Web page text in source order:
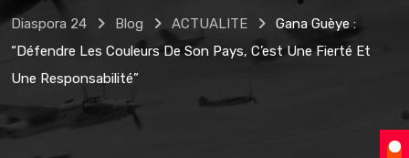
Diaspora 24 Blog ACTUALITE
Gana Guèye :
“Défendre Les Couleurs De Son Pays, C’est Une Fierté Et
Une Responsabilité”